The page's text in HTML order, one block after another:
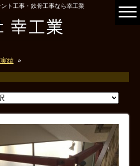
ト工事・鉄骨工事なら幸工業
績 »